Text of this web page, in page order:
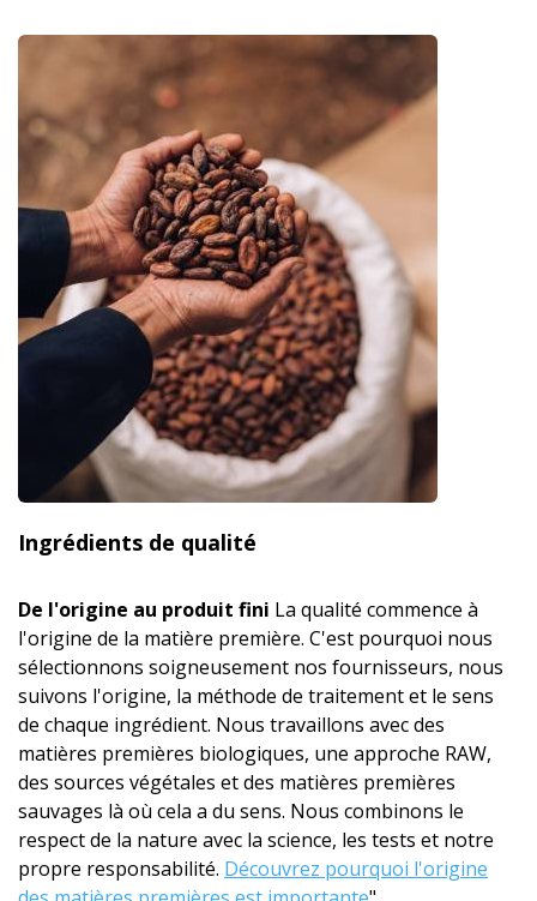
Ingrédients de qualité
De l'origine au produit fini La qualité commence à
l'origine de la matière première. C'est pourquoi nous
sélectionnons soigneusement nos fournisseurs, nous
suivons l'origine, la méthode de traitement et le sens
de chaque ingrédient. Nous travaillons avec des
matières premières biologiques, une approche RAW,
des sources végétales et des matières premières
sauvages là où cela a du sens. Nous combinons le
respect de la nature avec la science, les tests et notre
propre responsabilité. Découvrez pourquoi l'origine